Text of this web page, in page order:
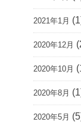
2021年1月
2020年12月
2020年10月
2020年8月
2020年5月